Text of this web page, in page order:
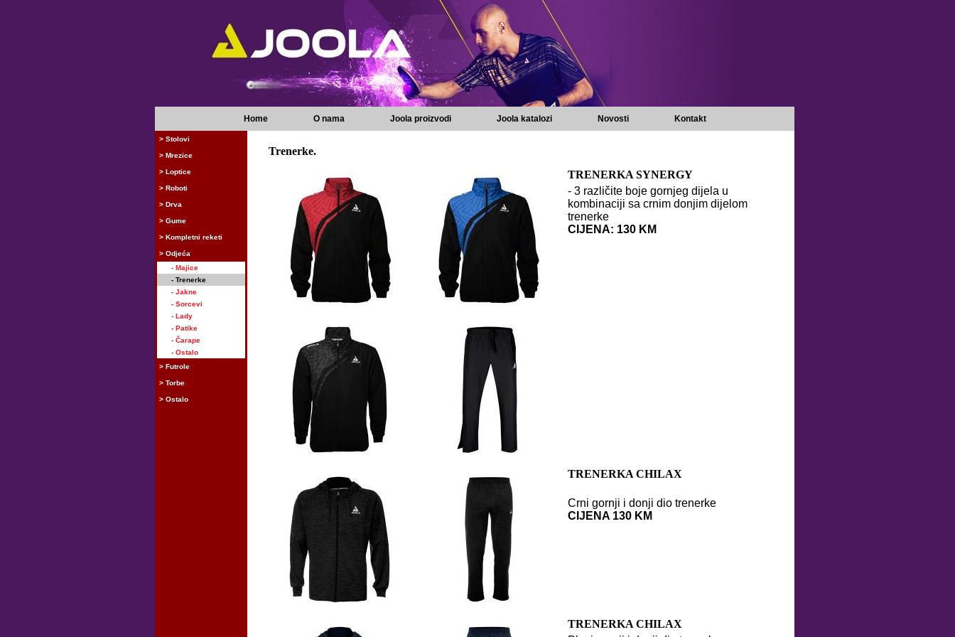
Home O nama Joola proizvodi Joola katalozi Novosti Kontakt
> Stolovi
> Mrezice
> Loptice
> Roboti
> Drva
> Gume
> Kompletni reketi
> Odjeća
- Majice
- Trenerke
- Jakne
- Sorcevi
- Lady
- Patike
- Čarape
- Ostalo
> Futrole
> Torbe
> Ostalo
Trenerke.
TRENERKA SYNERGY
- 3 različite boje gornjeg dijela u
kombinaciji sa crnim donjim dijelom
trenerke
CIJENA: 130 KM
TRENERKA CHILAX
Crni gornji i donji dio trenerke
CIJENA 130 KM
TRENERKA CHILAX